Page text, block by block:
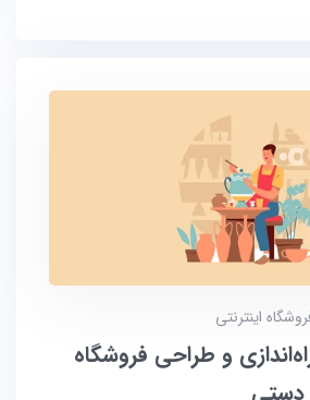
اینترنتی
و طراحی فروشگاه
دستی